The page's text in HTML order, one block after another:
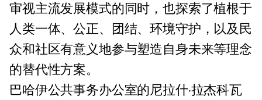
审视主流发展模式的同时，也探索了植根于
人类一体、公正、团结、环境守护，以及民
众和社区有意义地参与塑造自身未来等理念
的替代性方案。
巴哈伊公共事务办公室的尼拉什·拉杰科瓦